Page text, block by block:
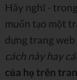
Hãy nghĩ -
muốn tạo một
dựng trang web
cách này hay
của họ trên